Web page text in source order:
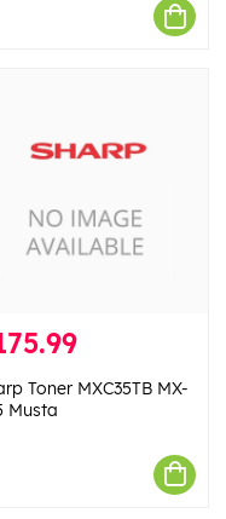
Toner MXC35TB MX-
Musta